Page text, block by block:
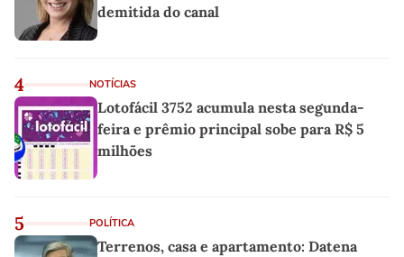
demitida do canal
4 NOTÍCIAS
Lotofácil 3752 acumula nesta segunda-
feira e prêmio principal sobe para R$ 5
milhões
5 POLÍTICA
Terrenos, casa e apartamento: Datena